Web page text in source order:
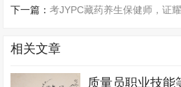
下一篇：考JYPC藏药养生保健师，证
相关文章
质量员职业技能